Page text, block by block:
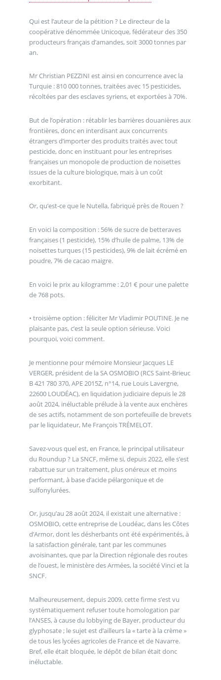
Qui est l’auteur de la pétition ? Le directeur de la
coopérative dénommée Unicoque, fédérateur des 350
producteurs français d’amandes, soit 3000 tonnes par
an.
Mr Christian PEZZINI est ainsi en concurrence avec la
Turquie : 810 000 tonnes, traitées avec 15 pesticides,
récoltées par des esclaves syriens, et exportées à 70%.
But de l’opération : rétablir les barrières douanières aux
frontières, donc en interdisant aux concurrents
étrangers d’importer des produits traités avec tout
pesticide, donc en instituant pour les entreprises
françaises un monopole de production de noisettes
issues de la culture biologique, mais à un coût
exorbitant.
Or, qu’est-ce que le Nutella, fabriqué près de Rouen ?
En voici la composition : 56% de sucre de betteraves
françaises (1 pesticide), 15% d’huile de palme, 13% de
noisettes turques (15 pesticides), 9% de lait écrémé en
poudre, 7% de cacao maigre.
En voici le prix au kilogramme : 2,01 € pour une palette
de 768 pots.
• troisième option : féliciter Mr Vladimir POUTINE. Je ne
plaisante pas, c’est la seule option sérieuse. Voici
pourquoi, voici comment.
Je mentionne pour mémoire Monsieur Jacques LE
VERGER, président de la SA OSMOBIO (RCS Saint-Brieuc
B 421 780 370, APE 2015Z, n°14, rue Louis Lavergne,
22600 LOUDÉAC), en liquidation judiciaire depuis le 28
août 2024, inéluctable prélude à la vente aux enchères
de ses actifs, notamment de son portefeuille de brevets
par le liquidateur, Me François TRÉMELOT.
Savez-vous quel est, en France, le principal utilisateur
du Roundup ? La SNCF, même si, depuis 2022, elle s’est
rabattue sur un traitement, plus onéreux et moins
performant, à base d’acide pélargonique et de
sulfonylurées.
Or, jusqu’au 28 août 2024, il existait une alternative :
OSMOBIO, cette entreprise de Loudéac, dans les Côtes
d’Armor, dont les désherbants ont été expérimentés, à
la satisfaction générale, tant par les communes
avoisinantes, que par la Direction régionale des routes
de l’ouest, le ministère des Armées, la société Vinci et la
SNCF.
Malheureusement, depuis 2009, cette firme s’est vu
systématiquement refuser toute homologation par
l’ANSES, à cause du lobbying de Bayer, producteur du
glyphosate ; le sujet est d’ailleurs la « tarte à la crème »
de tous les lycées agricoles de France et de Navarre.
Bref, elle était bloquée, le dépôt de bilan était donc
inéluctable.